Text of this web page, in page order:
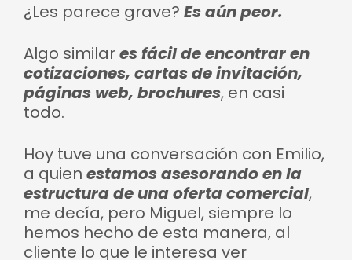
¿Les parece grave? Es aún peor.
Algo similares fácil de encontrar en
cotizaciones, cartas de invitación,
páginas web, brochures, en casi
todo.
Hoy tuve una conversación con Emilio,
a quien estamos asesorando en la
estructura de una oferta comercial,
me decía, pero Miguel, siempre lo
hemos hecho de esta manera, al
cliente lo que le interesa ver